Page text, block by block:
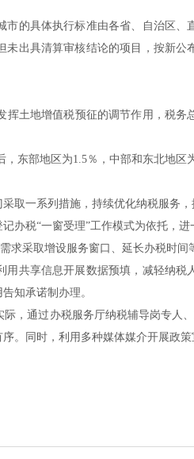
的具体执行标准由各省、自治区
出具清算审核结论的项目，按新
土地增值税预征的调节作用，税务
东部地区为1.5％，中部和东北地区
取一系列措施，持续优化纳税服务，
办税“一窗受理”工作模式为依托，
求采取增设服务窗口、延长办税时间
共享信息开展数据预填，减轻纳
知承诺制办理。
，通过办税服务厅纳税辅导岗专人
。同时，利用多种媒体媒介开展政策